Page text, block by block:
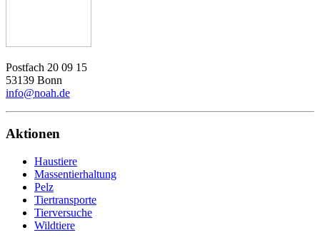
Postfach 20 09 15
53139 Bonn
info@noah.de
Aktionen
Haustiere
Massentierhaltung
Pelz
Tiertransporte
Tierversuche
Wildtiere